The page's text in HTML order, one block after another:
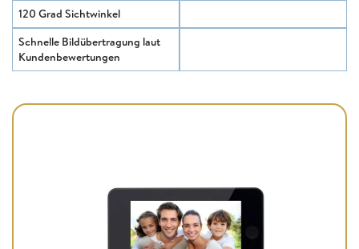
120 Grad Sichtwinkel
Schnelle Bildübertragung laut
Kundenbewertungen